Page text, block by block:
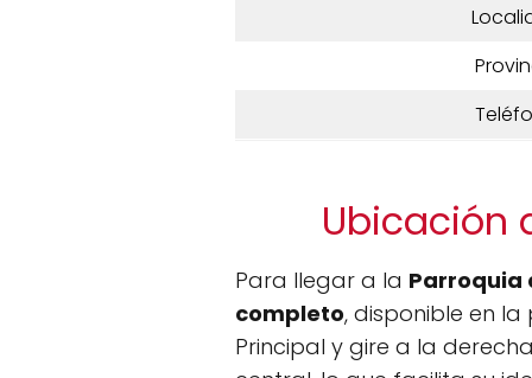
Ubicación
Para llegar a la Parroquia
completo, disponible en
Principal y gire a la